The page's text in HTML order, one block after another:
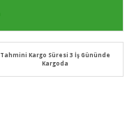
Tahmini Kargo Süresi 3 İş Gününde
Kargoda